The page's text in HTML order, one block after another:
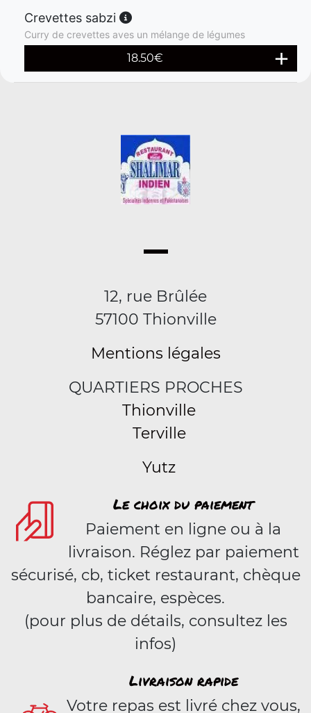
Crevettes sabzi
Curry de crevettes aves un mélange de légumes
18.50€
12, rue Brûlée
57100 Thionville
Mentions légales
QUARTIERS PROCHES
Thionville
Terville
Yutz
Le choix du paiement
Paiement en ligne ou à la
livraison. Réglez par paiement
sécurisé, cb, ticket restaurant, chèque
bancaire, espèces.
(pour plus de détails, consultez les
infos)
Livraison rapide
Votre repas est livré chez vous,